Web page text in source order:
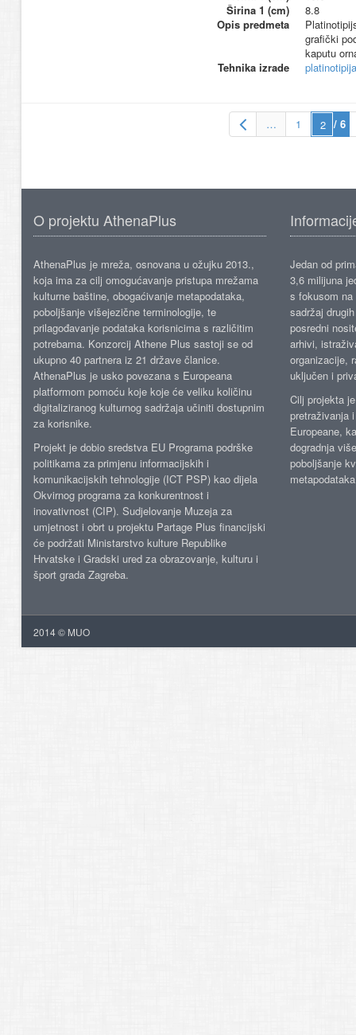
Širina 1 (cm)
8.8
Opis predmeta
grafički
kaputu
Tehnika izrade
platinotipija
… 1 / 6
O projektu AthenaPlus
AthenaPlus je mreža, osnovana u ožujku 2013.,
koja ima za cilj omogućavanje pristupa mrežama
kulturne baštine, obogaćivanje metapodataka,
poboljšanje višejezične terminologije, te
prilagođavanje podataka korisnicima s različitim
potrebama. Konzorcij Athene Plus sastoji se od
ukupno 40 partnera iz 21 države članice.
AthenaPlus je usko povezana s Europeana
platformom pomoću koje koje će veliku količinu
digitaliziranog kulturnog sadržaja učiniti dostupnim
za korisnike.
Projekt je dobio sredstva EU Programa podrške
politikama za primjenu informacijskih i
komunikacijskih tehnologije (ICT PSP) kao dijela
Okvirnog programa za konkurentnost i
inovativnost (CIP). Sudjelovanje Muzeja za
umjetnost i obrt u projektu Partage Plus financijski
će podržati Ministarstvo kulture Republike
Hrvatske i Gradski ured za obrazovanje, kulturu i
šport grada Zagreba.
Jedan od
3,6 milijuna
s fokusom
sadržaj
posredni
arhivi,
organizacije,
uključen i
Cilj projekta
pretraživanja
Europeane,
dogradnja
poboljšanje
2014 © MUO